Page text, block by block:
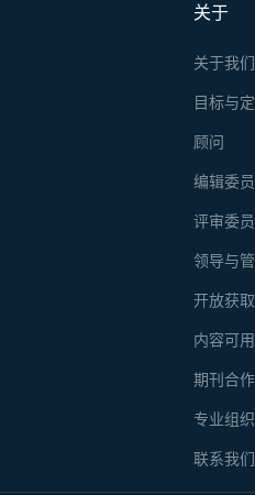
关于
关于我们
目标与
顾问
编辑委
评审委
领导与
开放获
内容可
期刊合
专业组
联系我们